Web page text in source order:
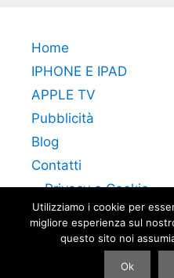
Home
IPHONE E IPAD
APPLE TV
Pubblicità
Blog
Contatti
Privacy e Cookie
© 2026 Apple TV Italia
Utilizziamo i cookie per
migliore esperienza sul
questo sito noi
Ok